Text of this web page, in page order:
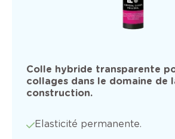
Colle hybride transparente
collages dans le domaine de
construction.
Elasticité permanente.